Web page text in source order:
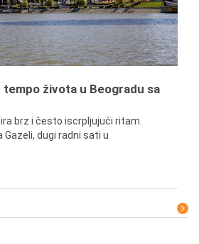
života u Beogradu sa
brz i često iscrpljujući ritam.
dugi radni sati u